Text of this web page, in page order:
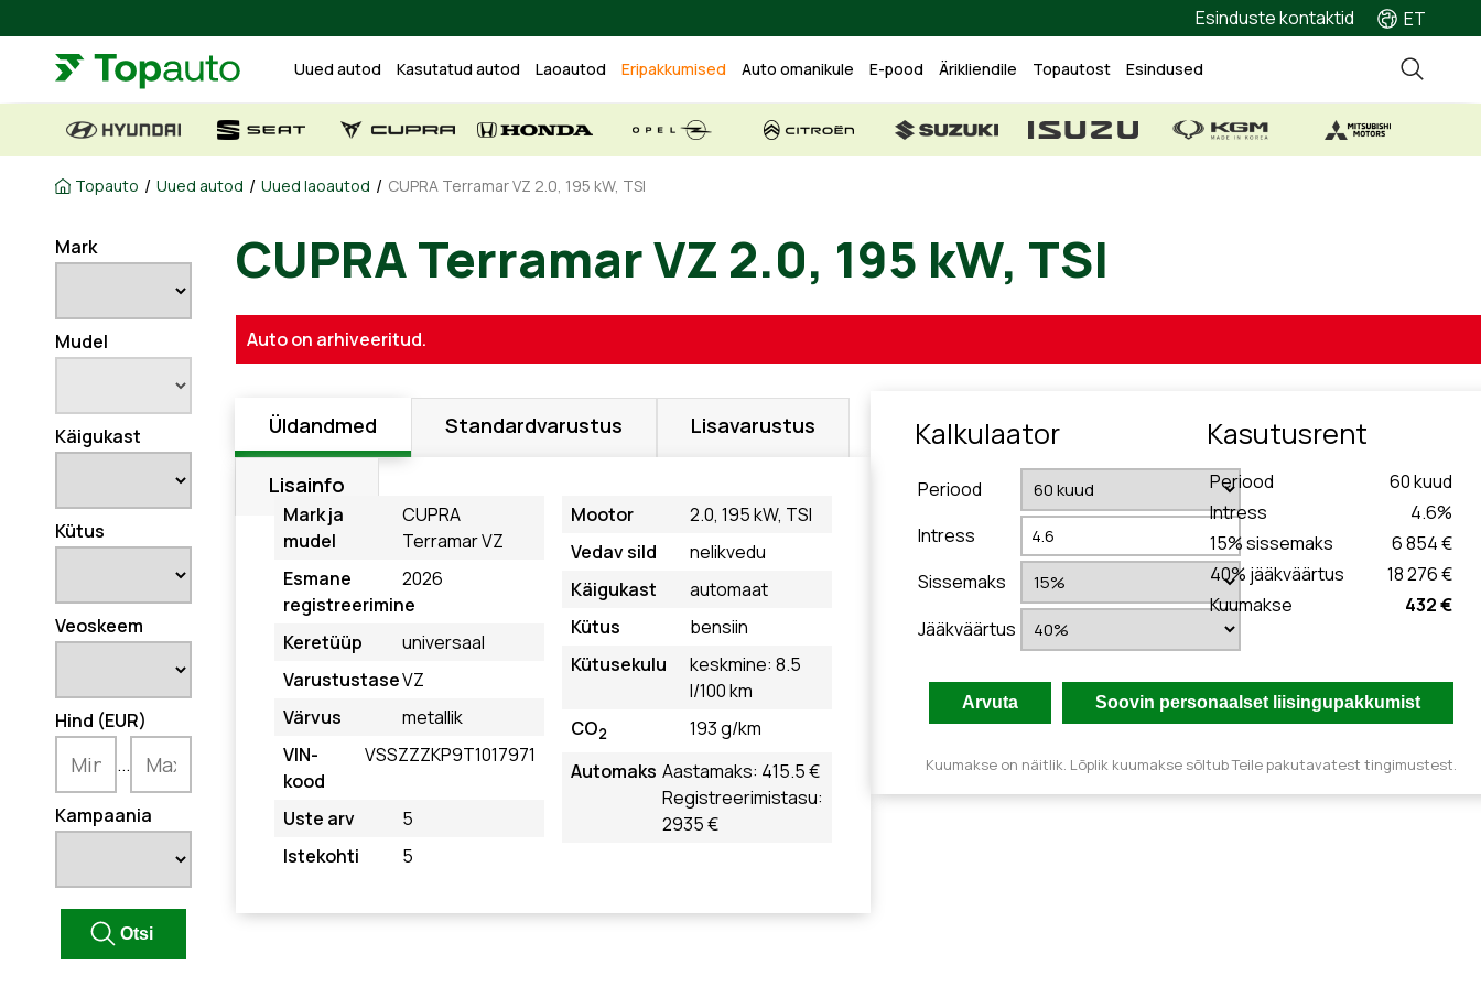
Esinduste kontaktid ET
Uued autod Kasutatud autod Laoautod Eripakkumised Auto omanikule E-pood Ärikliendile Topautost Esindused
Topauto / Uued autod / Uued laoautod / CUPRA Terramar VZ 2.0, 195 kW, TSI
Mark
Mudel
Käigukast
Kütus
Veoskeem
Hind (EUR)
...
Kampaania
CUPRA Terramar VZ 2.0, 195 kW, TSI
Auto on arhiveeritud.
Üldandmed Standardvarustus Lisavarustus
Lisainfo
Mark ja
mudel
CUPRA
Terramar VZ
Esmane
registreerimine
2026
Keretüüp
universaal
VarustustaseVZ
Värvus
metallik
VIN-
kood
VSSZZZKP9T1017971
Uste arv
5
Istekohti
5
Mootor
2.0, 195 kW, TSI
Vedav sild
nelikvedu
Käigukast
automaat
Kütus
bensiin
Kütusekulu
keskmine: 8.5
l/100 km
CO2
193 g/km
Automaks Aastamaks: 415.5 €
Registreerimistasu:
2935 €
Kalkulaator
Periood
Intress
Sissemaks
Jääkväärtus
Kasutusrent
Periood 60kuud
Intress
4.6%
15% sissemaks
6 854 €
40% jääkväärtus
18 276 €
Kuumakse
432 €
Kuumakse on näitlik. Lõplik kuumakse sõltub Teile pakutavatest tingimustest.